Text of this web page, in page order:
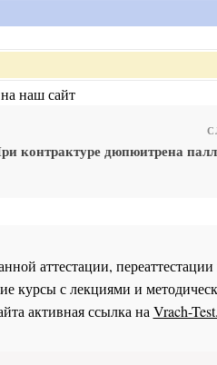
наш сайт
контрактуре дюпюитрена
аттестации,
курсы с лекциями и
активная ссылка наVrach-